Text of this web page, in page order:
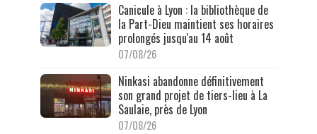
Canicule à Lyon : la bibliothèque de
la Part-Dieu maintient ses horaires
prolongés jusqu'au 14 août
07/08/26
Ninkasi abandonne définitivement
son grand projet de tiers-lieu à La
Saulaie, près de Lyon
07/08/26